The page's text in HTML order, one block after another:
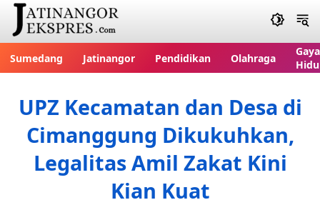
Sumedang Jatinangor Pendidikan Olahraga
Gaya
UPZ Kecamatan dan Desa di
Cimanggung Dikukuhkan,
Legalitas Amil Zakat Kini
Kian Kuat